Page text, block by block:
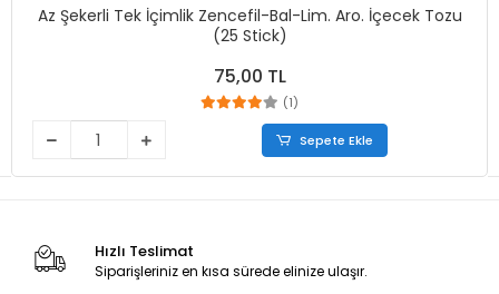
Az Şekerli Tek İçimlik Zencefil-Bal-Lim. Aro. İçecek Tozu
(25 Stick)
75,00 TL
(1)
Sepete Ekle
Hızlı Teslimat
Siparişleriniz en kısa sürede elinize ulaşır.